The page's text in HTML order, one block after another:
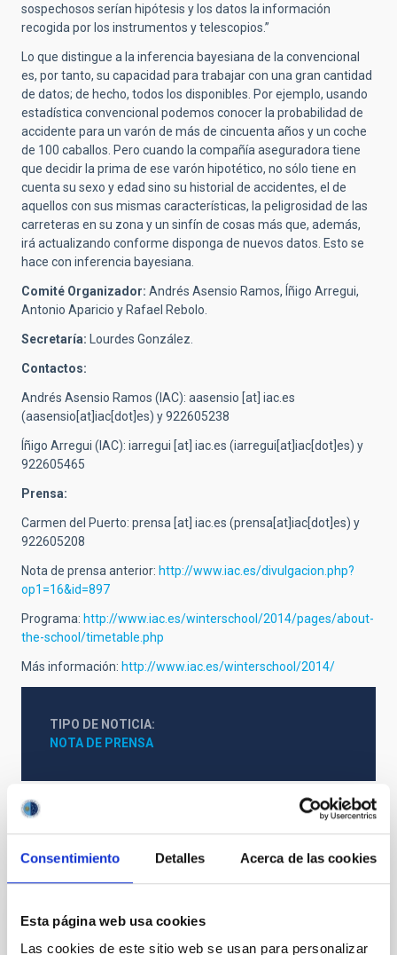
Consentimiento Detalles Acerca de las cookies
Esta página web usa cookies
Las cookies de este sitio web se usan para personalizar
sospechosos serían hipótesis y los datos la información
recogida por los instrumentos y telescopios.”
Lo que distingue a la inferencia bayesiana de la convencional
es, por tanto, su capacidad para trabajar con una gran cantidad
de datos; de hecho, todos los disponibles. Por ejemplo, usando
estadística convencional podemos conocer la probabilidad de
accidente para un varón de más de cincuenta años y un coche
de 100 caballos. Pero cuando la compañía aseguradora tiene
que decidir la prima de ese varón hipotético, no sólo tiene en
cuenta su sexo y edad sino su historial de accidentes, el de
aquellos con sus mismas características, la peligrosidad de las
carreteras en su zona y un sinfín de cosas más que, además,
irá actualizando conforme disponga de nuevos datos. Esto se
hace con inferencia bayesiana.
Comité Organizador: Andrés Asensio Ramos, Íñigo Arregui,
Antonio Aparicio y Rafael Rebolo.
Secretaría: Lourdes González.
Contactos:
Andrés Asensio Ramos (IAC): aasensio [at] iac.es
(aasensio[at]iac[dot]es) y 922605238
Íñigo Arregui (IAC): iarregui [at] iac.es (iarregui[at]iac[dot]es) y
922605465
Prensa:
Carmen del Puerto: prensa [at] iac.es (prensa[at]iac[dot]es) y
922605208
Nota de prensa anterior: http://www.iac.es/divulgacion.php?
op1=16&id=897
Programa: http://www.iac.es/winterschool/2014/pages/about-
the-school/timetable.php
Más información: http://www.iac.es/winterschool/2014/
TIPO DE NOTICIA
NOTA DE PRENSA
Otras noticias relacionadas
NOTA DE PRENSA